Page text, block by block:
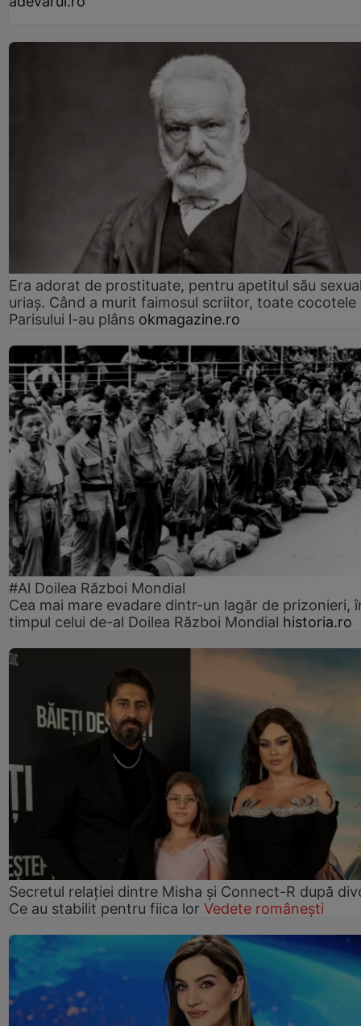
Era adorat de prostituate, pentru apetitul său
uriaș. Când a murit faimosul scriitor, toate cocotele
Parisului l-au plâns okmagazine.ro
#Al Doilea Război Mondial
Cea mai mare evadare dintr-un lagăr de prizonieri,
timpul celui de-al Doilea Război Mondial historia.ro
Secretul relației dintre Misha și Connect-R după
Ce au stabilit pentru fiica lor Vedete românești